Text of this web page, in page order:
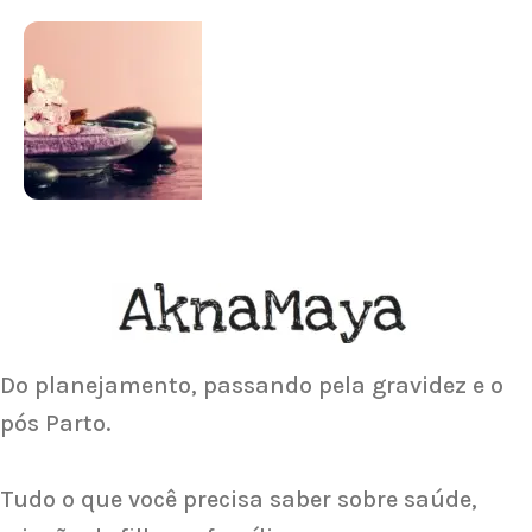
Para antes e depois de engravidar
Saiba Mais
Acupuntura focada para Fertilidade e
Gravidez
Saiba Mais
Do planejamento, passando pela gravidez e o
pós Parto.
Tudo o que você precisa saber sobre saúde,